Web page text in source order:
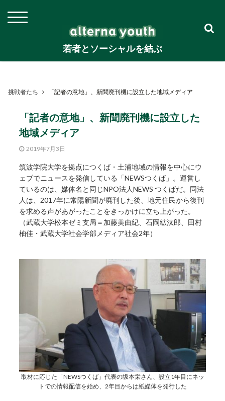
若者とソーシャルを結ぶ
挑戦者たち 「記者の意地」、新聞廃刊機に設立した地域メディア
「記者の意地」、新聞廃刊機に設立した
地域メディア
2019年7月3日
筑波学院大学を拠点につくば・土浦地域の情報を中心にウ
ェブでニュースを発信している「NEWSつくば」。運営し
ているのは、媒体名と同じNPO法人NEWS つくばだ。同法
人は、2017年に常陽新聞が廃刊した後、地元住民から復刊
を求める声があがったことをきっかけに立ち上がった。
（武蔵大学松本ゼミ支局＝加藤美由紀、石岡絋汰郎、田村
柚佳・武蔵大学社会学部メディア社会2年）
取材に応じた「NEWSつくば」代表の坂本栄さん、設立1年目にネッ
トでの情報配信を始め、2年目からは紙媒体を発行した